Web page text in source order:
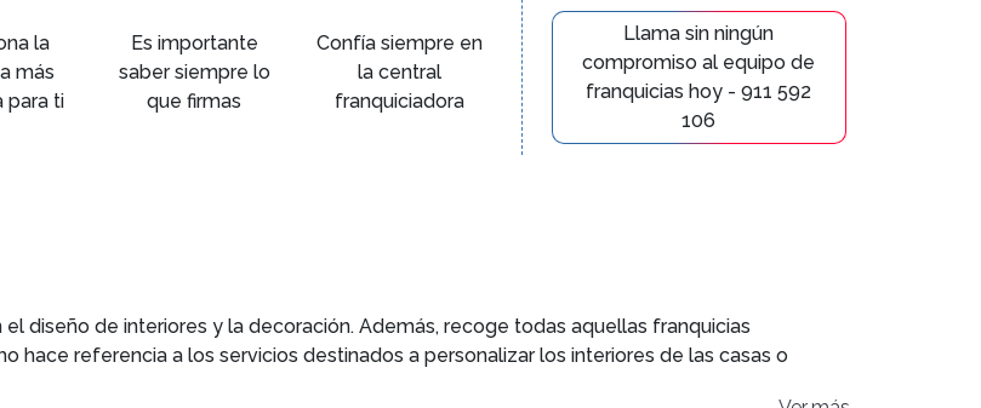
la
más
para ti
Es importante
saber siempre lo
que firmas
Confía siempre en
la central
franquiciadora
Llama sin ningún
compromiso al equipo de
franquicias hoy - 911 592
106
diseño de interiores y la decoración. Además, recoge todas aquellas franquicias
hace referencia a los servicios destinados a personalizar los interiores de las casas o